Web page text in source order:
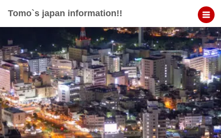
Tomo`s japan information!!